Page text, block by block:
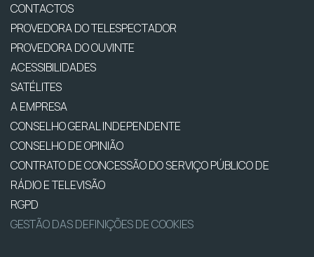
CONTACTOS
PROVEDORA DO TELESPECTADOR
PROVEDORA DO OUVINTE
ACESSIBILIDADES
SATÉLITES
A EMPRESA
CONSELHO GERAL INDEPENDENTE
CONSELHO DE OPINIÃO
CONTRATO DE CONCESSÃO DO SERVIÇO PÚBLICO DE
RÁDIO E TELEVISÃO
RGPD
GESTÃO DAS DEFINIÇÕES DE COOKIES